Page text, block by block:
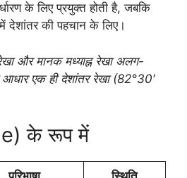
के लिए प्रयुक्त होती है, जबकि
में देशांतर की पहचान के लिए।
और मानक मध्याह्न रेखा अलग-
एक ही देशांतर रेखा (82°30′
के रूप में